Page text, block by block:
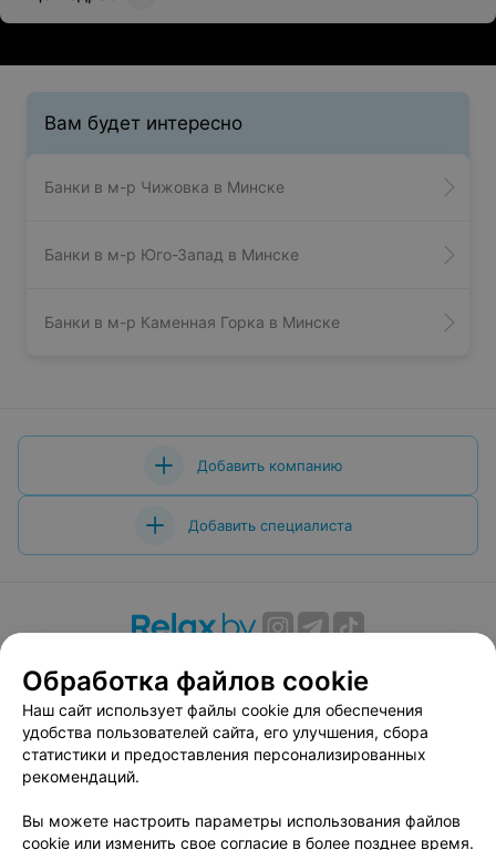
Вам будет интересно
Банки в м-р Каменная Горка в Минске
Обработка файлов cookie
Наш сайт использует файлы cookie для обеспечения
удобства пользователей сайта, его улучшения, сбора
статистики и предоставления персонализированных
рекомендаций.
Вы можете настроить параметры использования файлов
cookie или изменить свое согласие в более позднее время.